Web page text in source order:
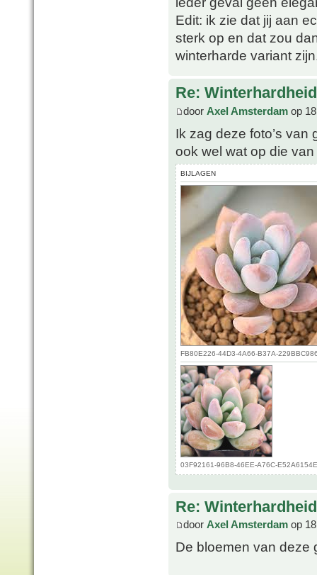
Edit: ik zie dat jij aan
sterk op en dat zou
winterharde variant
Re:
door Axel Amsterdam op
Ik zag deze foto’s van
ook wel wat op die van
BIJLAGEN
FB80E226-44D3-4A66-B37A-
03F92161-96B8-46EE-A76C-
Re:
door Axel Amsterdam op
De bloemen van deze